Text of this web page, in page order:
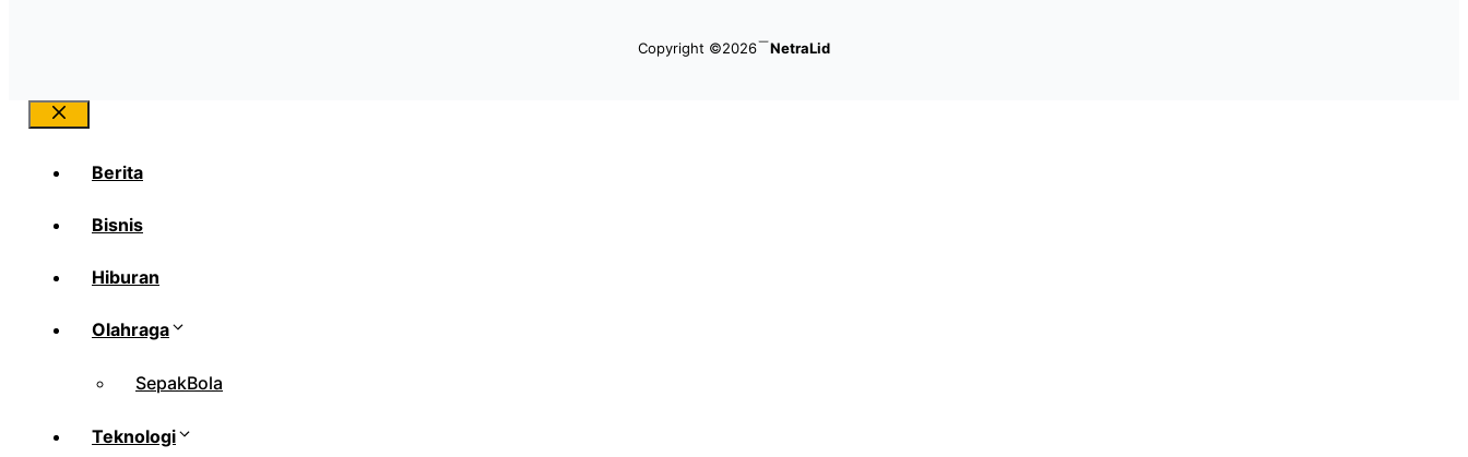
Copyright ©2026 NetraLid
Close
Berita
Bisnis
Hiburan
Olahraga
SepakBola
Teknologi